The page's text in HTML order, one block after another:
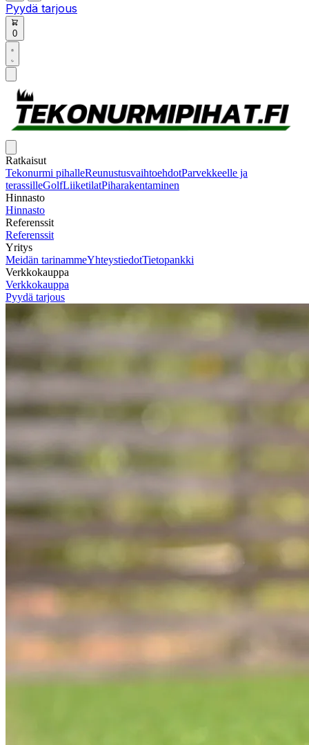
Pyydä tarjous
0
Ratkaisut
Tekonurmi pihalleReunustusvaihtoehdotParvekkeelle ja
terassilleGolfLiiketilatPiharakentaminen
Hinnasto
Hinnasto
Referenssit
Referenssit
Yritys
Meidän tarinammeYhteystiedotTietopankki
Verkkokauppa
Verkkokauppa
Pyydä tarjous